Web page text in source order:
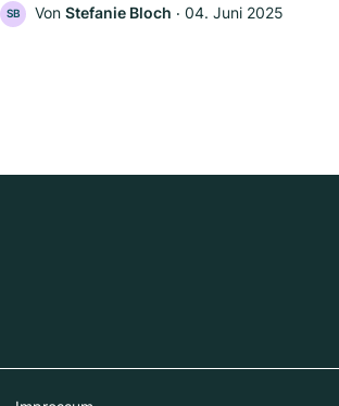
SB Von Stefanie Bloch ‧ 04. Juni 2025